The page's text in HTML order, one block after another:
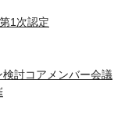
1次認定
討コアメンバー会議